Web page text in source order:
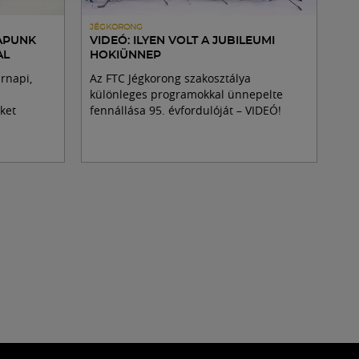
JÉGKORONG
VIDEÓ: ILYEN VOLT A JUBILEUMI
HOKIÜNNEP
Az FTC Jégkorong szakosztálya
különleges programokkal ünnepelte
fennállása 95. évfordulóját – VIDEÓ!